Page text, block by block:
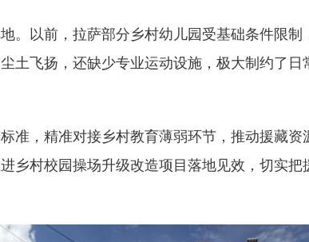
以前，拉萨部分乡村幼儿园受基础条件限制
土飞扬，还缺少专业运动设施，极大制约了
，精准对接乡村教育薄弱环节，推动援藏资
乡村校园操场升级改造项目落地见效，切实